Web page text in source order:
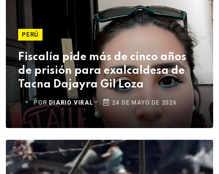
PERÚ
Fiscalía pide más de cinco años
de prisión para exalcaldesa de
Tacna Dajayra Gil Loza
POR DIARIO VIRAL 24 DE MAYO DE 2026